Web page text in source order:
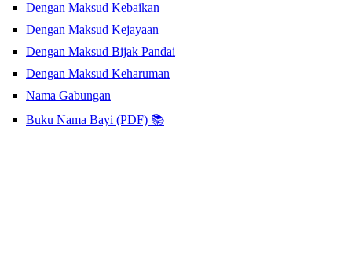
Dengan Maksud Kebaikan
Dengan Maksud Kejayaan
Dengan Maksud Bijak Pandai
Dengan Maksud Keharuman
Nama Gabungan
Buku Nama Bayi (PDF) 📚